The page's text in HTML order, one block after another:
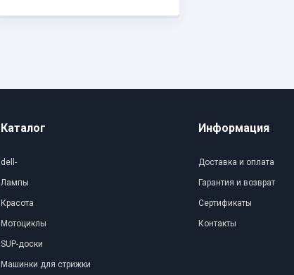
Каталог
dell-
Лампы
Красота
Мотоциклы
SUP-доски
Машинки для стрижки
Информация
Доставка и оплата
Гарантия и возврат
Сертификаты
Контакты